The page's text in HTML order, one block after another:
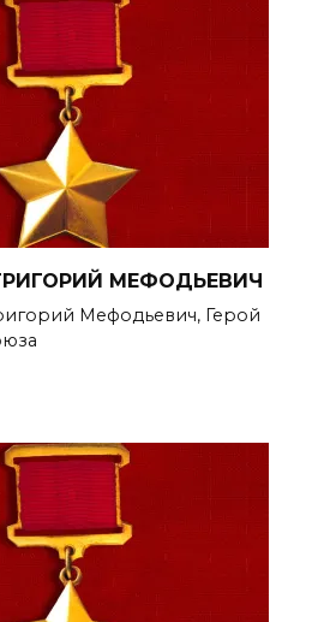
МЕФОДЬЕВИЧ
Мефодьевич, Герой